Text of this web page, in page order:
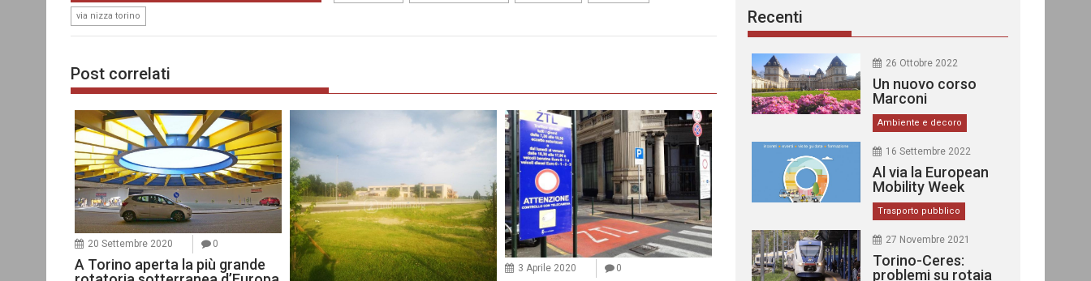
via nizza torino
Post correlati
20 Settembre 2020 0
A Torino aperta la più grande
3 Aprile 2020 0
Recenti
26 Ottobre 2022
Un nuovo corso
Marconi
Ambiente e decoro
16 Settembre 2022
Al via la European
Mobility Week
Trasporto pubblico
27 Novembre 2021
Torino-Ceres:
problemi su rotaia